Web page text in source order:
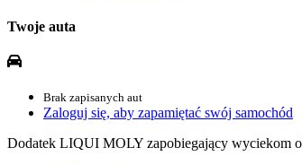
Twoje auta
Brak zapisanych aut
Zaloguj się, aby zapamiętać swój samochód
Dodatek LIQUI MOLY zapobiegający wyciekom